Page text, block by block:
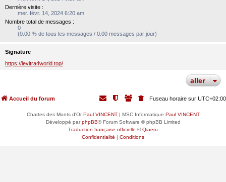
Dernière visite :
mer. févr. 14, 2024 6:20 am
Nombre total de messages :
0
(0.00 % de tous les messages / 0.00 messages par jour)
Signature
https://levitra4world.top/
aller
Accueil du forum Fuseau horaire sur UTC+02:00
Chartes des Monts d'OrPaul VINCENT| MSC Informatique Paul VINCENT
Développé parphpBB® Forum Software © phpBB Limited
Traduction française officielle ©Qiaeru
Confidentialité | Conditions